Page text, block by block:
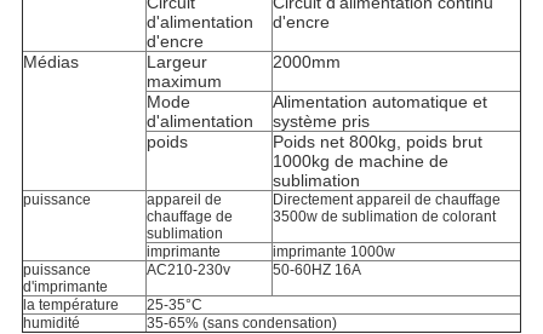
d'alimentation
d'encre
d'encre
Médias
Largeur
maximum
2000mm
Mode
d'alimentation
Alimentation automatique et
système pris
poids
Poids net 800kg, poids brut
1000kg de machine de
sublimation
puissance
appareil de
chauffage de
sublimation
Directement appareil de chauffage
3500w de sublimation de colorant
imprimante
imprimante 1000w
puissance
d'imprimante
AC210-230v 50-60HZ 16A
la température
25-35°C
humidité
35-65% (sans condensation)